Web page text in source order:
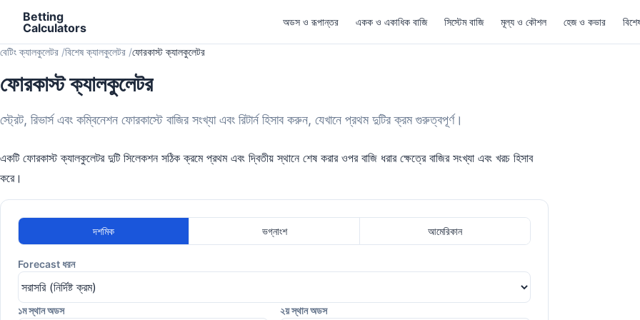
Betting
Calculators
অডস ও রূপান্তর একক ও একাধিক বাজি সিস্টেম বাজি মূল্য ও কৌশল হেজ ও কভার
বেটিং ক্যালকুলেটর বিশেষ ক্যালকুলেটর ফোরকাস্ট ক্যালকুলেটর
ফোরকাস্ট ক্যালকুলেটর
স্ট্রেট, রিভার্স এবং কম্বিনেশন ফোরকাস্টে বাজির সংখ্যা এবং রিটার্ন হিসাব করুন, যেখানে প্রথম দুটির ক্রম গুরুত্বপূর্ণ।
একটি ফোরকাস্ট ক্যালকুলেটর দুটি সিলেকশন সঠিক ক্রমে প্রথম এবং দ্বিতীয় স্থানে শেষ করার ওপর বাজি ধরার ক্ষেত্রে বাজির সংখ্যা এবং খরচ হিসাব
করে।
দশমিক ভগ্নাংশ আমেরিকান
Forecast ধরন
১ম স্থান অডস ২য় স্থান অডস